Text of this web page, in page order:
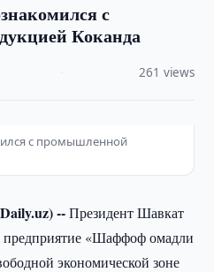
с
Коканда
261 views
с промышленной
--Президент Шавкат
предприятие «Шаффоф омадли
экономической зоне